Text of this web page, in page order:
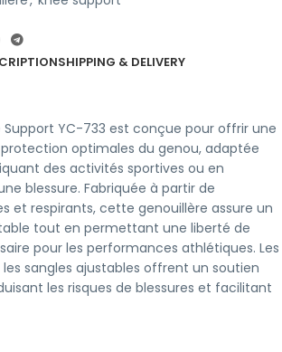
SHIPPING & DELIVERY
Support YC-733 est conçue pour offrir une
optimales du genou, adaptée
des activités sportives ou en
blessure. Fabriquée à partir de
et respirants, cette genouillère assure un
tout en permettant une liberté de
pour les performances athlétiques. Les
sangles ajustables offrent un soutien
les risques de blessures et facilitant